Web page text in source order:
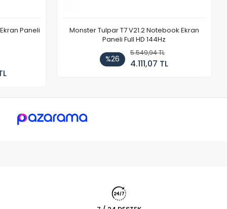
Paneli
Monster Tulpar T7 V21.2 Notebook Ekran
Paneli Full HD 144Hz
%26
5.549,94 TL
4.111,07 TL